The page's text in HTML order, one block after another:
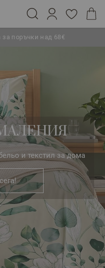
за поръчки над 68€
и текстил за дома